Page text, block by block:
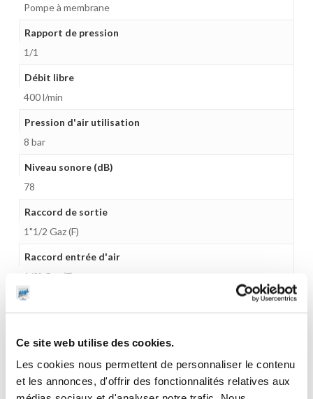
Ce site web utilise des cookies.
Les cookies nous permettent de personnaliser le contenu
et les annonces, d'offrir des fonctionnalités relatives aux
Pompe à membrane
Rapport de pression
1/1
Débit libre
400 l/min
Pression d'air utilisation
8 bar
Niveau sonore (dB)
78
Raccord de sortie
1"1/2 Gaz (F)
Raccord entrée d'air
1/2" Gaz (F)
Matière
Taille max des particules
8 mm